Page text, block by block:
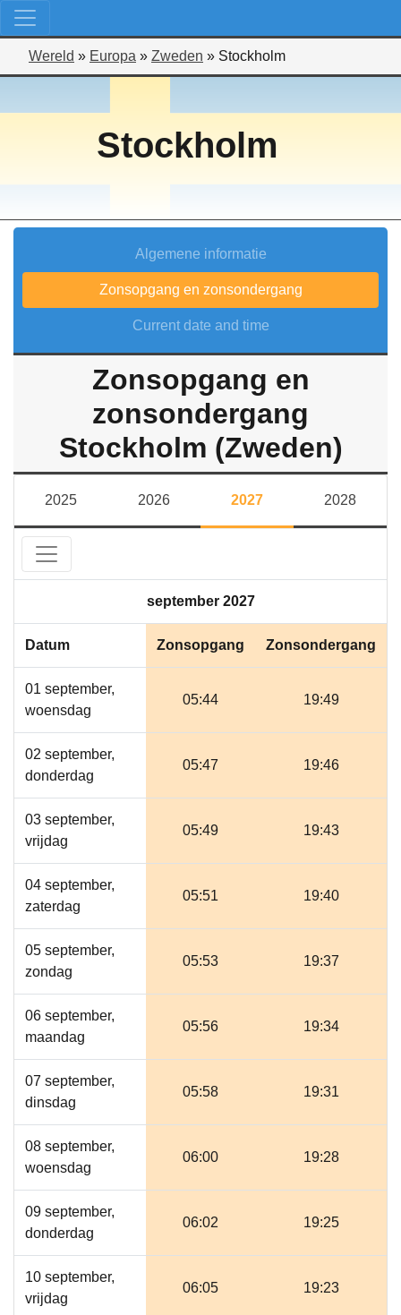
Wereld » Europa » Zweden » Stockholm
Stockholm
Algemene informatie
Zonsopgang en zonsondergang
Current date and time
Zonsopgang en
zonsondergang
Stockholm (Zweden)
2025 2026 2027 2028
september 2027
Datum Zonsopgang Zonsondergang
01 september,
woensdag
05:44 19:49
02 september,
donderdag
05:47 19:46
03 september,
vrijdag
05:49 19:43
04 september,
zaterdag
05:51 19:40
05 september,
zondag
05:53 19:37
06 september,
maandag
05:56 19:34
07 september,
dinsdag
05:58 19:31
08 september,
woensdag
06:00 19:28
09 september,
donderdag
06:02 19:25
10 september,
vrijdag
06:05 19:23